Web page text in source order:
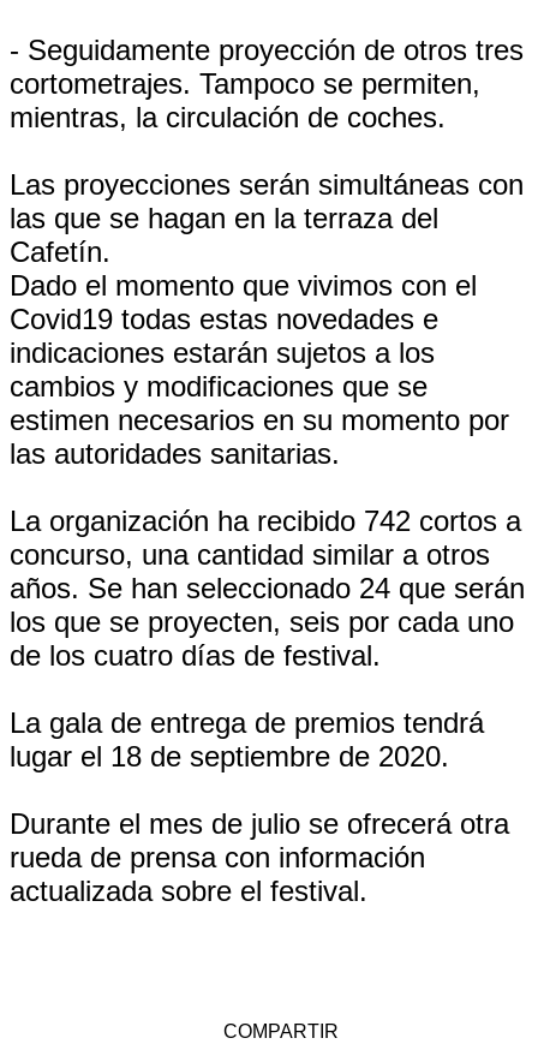
- Seguidamente proyección de otros tres
cortometrajes. Tampoco se permiten,
mientras, la circulación de coches.
Las proyecciones serán simultáneas con
las que se hagan en la terraza del
Cafetín.
Dado el momento que vivimos con el
Covid19 todas estas novedades e
indicaciones estarán sujetos a los
cambios y modificaciones que se
estimen necesarios en su momento por
las autoridades sanitarias.
La organización ha recibido 742 cortos a
concurso, una cantidad similar a otros
años. Se han seleccionado 24 que serán
los que se proyecten, seis por cada uno
de los cuatro días de festival.
La gala de entrega de premios tendrá
lugar el 18 de septiembre de 2020.
Durante el mes de julio se ofrecerá otra
rueda de prensa con información
actualizada sobre el festival.
COMPARTIR